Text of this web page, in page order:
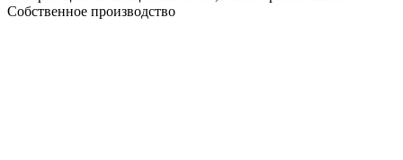
Собственное производство